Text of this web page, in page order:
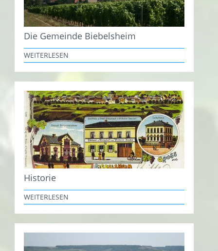
Die Gemeinde Biebelsheim
WEITERLESEN
Historie
WEITERLESEN